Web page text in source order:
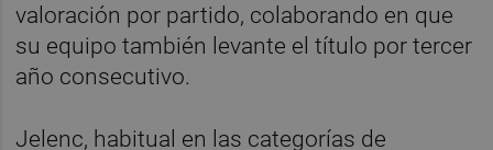
valoración por partido, colaborando en que
su equipo también levante el título por tercer
año consecutivo.
Jelenc, habitual en las categorías de